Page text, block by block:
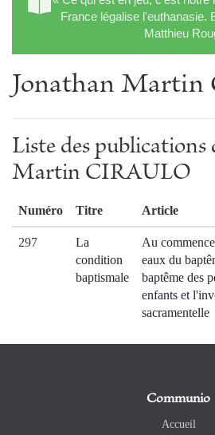
France légalise l'euthanasie.
Matthieu
Jonathan
Liste des publications
Martin CIRAULO
Numéro Titre Article
297
La
condition
baptismale
Au
eaux du
baptême des
enfants et
sacramentelle
Communio
Accueil